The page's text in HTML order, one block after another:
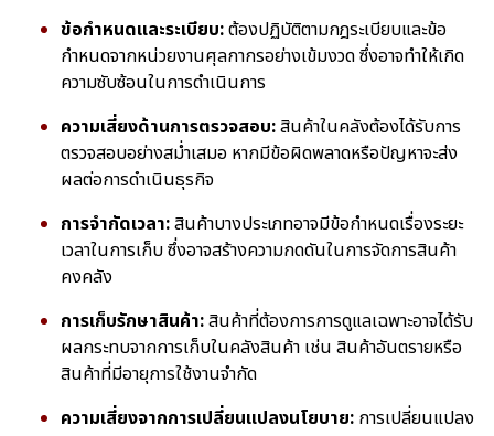
ข้อกำหนดและระเบียบ:ต้องปฏิบัติตามกฎระเบียบและข้อ
กำหนดจากหน่วยงานศุลกากรอย่างเข้มงวด ซึ่งอาจทำให้เกิด
ความซับซ้อนในการดำเนินการ
ความเสี่ยงด้านการตรวจสอบ:สินค้าในคลังต้องได้รับการ
ตรวจสอบอย่างสม่ำเสมอ หากมีข้อผิดพลาดหรือปัญหาจะส่ง
ผลต่อการดำเนินธุรกิจ
การจำกัดเวลา:สินค้าบางประเภทอาจมีข้อกำหนดเรื่องระยะ
เวลาในการเก็บ ซึ่งอาจสร้างความกดดันในการจัดการสินค้า
คงคลัง
การเก็บรักษาสินค้า:สินค้าที่ต้องการการดูแลเฉพาะอาจได้รับ
ผลกระทบจากการเก็บในคลังสินค้า เช่น สินค้าอันตรายหรือ
สินค้าที่มีอายุการใช้งานจำกัด
ความเสี่ยงจากการเปลี่ยนแปลงนโยบาย: การเปลี่ยนแปลง